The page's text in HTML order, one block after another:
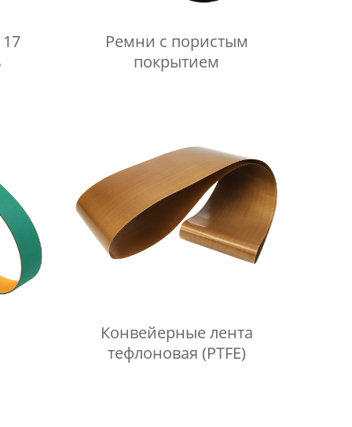
Ремни с пористым
покрытием
Конвейерные лента
тефлоновая (PTFE)